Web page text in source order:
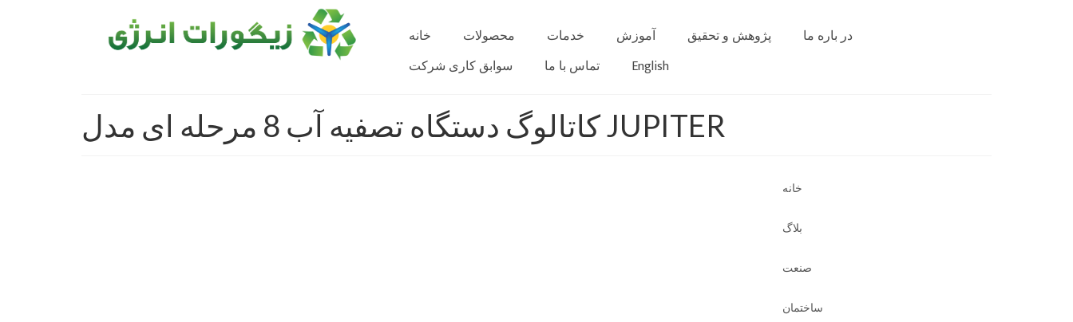
خانه محصولات خدمات آموزش پژوهش و تحقیق
در باره ما
سوابق کاری شرکت
تماس با ما English
کاتالوگ دستگاه تصفیه آب 8 مرحله ای مدل JUPITER
خانه
بلاگ
صنعت
ساختمان